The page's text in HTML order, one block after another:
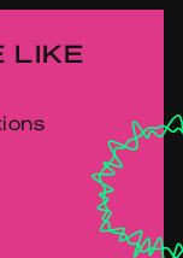
LIKE